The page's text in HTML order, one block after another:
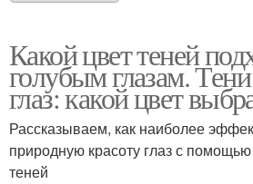
Какой цвет теней
голубым глазам.
глаз: какой цвет
Рассказываем, как наиболее
природную красоту глаз с
теней